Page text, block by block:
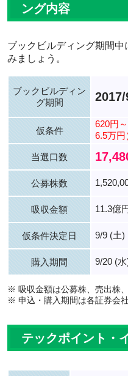
ング内容
ブックビルディング期間中
みましょう。
ブックビルディン
グ期間
仮条件
620円
6.5万円
当選口数
公募株数
吸収金額 11.3億
仮条件決定日 9/9 (土)
購入期間 9/20 (
※ 吸収金額は公募株、売出株、
※ 申込・購入期間は各証券会社
テックポイント・